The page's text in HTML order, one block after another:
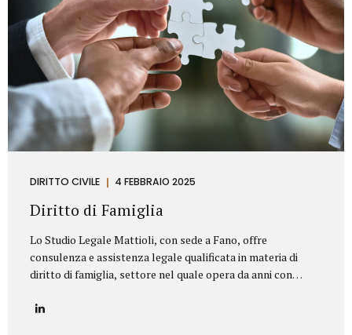
DIRITTO CIVILE 4 FEBBRAIO 2025
Diritto di Famiglia
Lo Studio Legale Mattioli, con sede a Fano, offre
consulenza e assistenza legale qualificata in materia di
diritto di famiglia, settore nel quale opera da anni con
consolidata, lo Studio affronta con professionalità tutte le